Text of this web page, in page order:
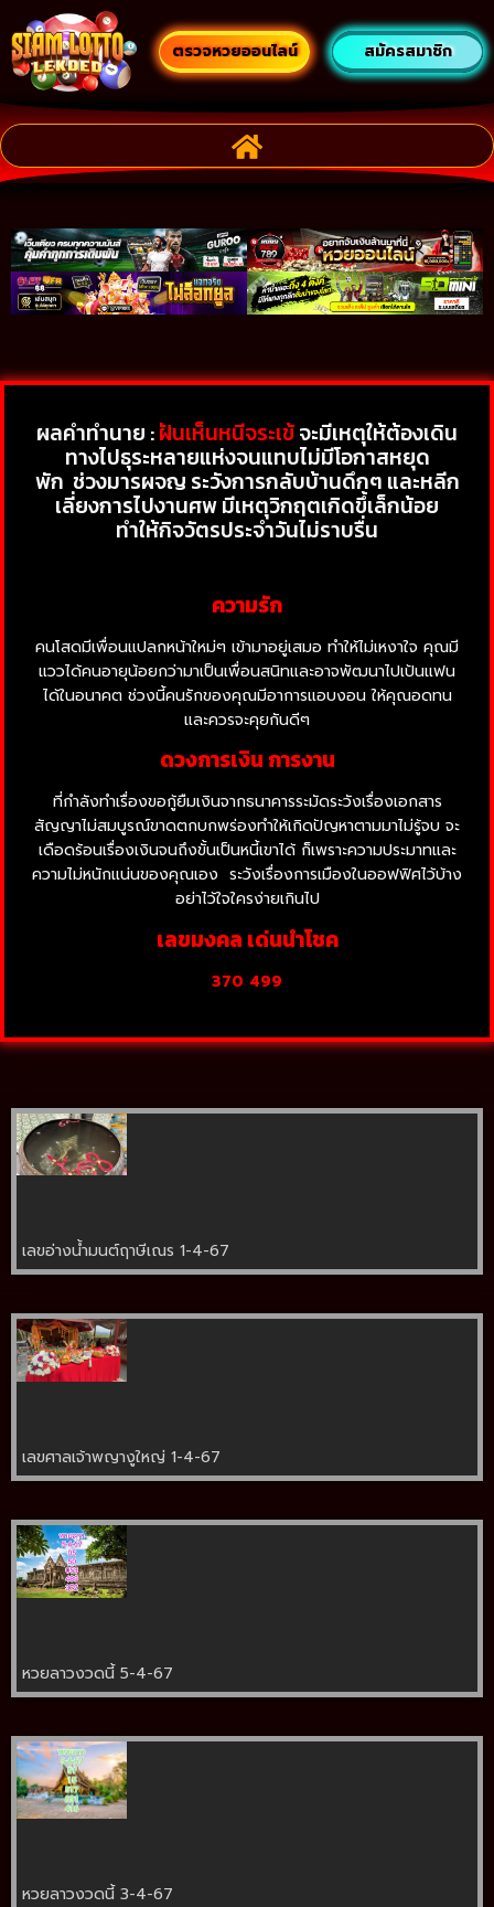
ตรวจหวยออนไลน์ สมัครสมาชิก
ผลคำทำนาย :ฝันเห็นหนีจระเข้จะมีเหตุให้ต้องเดิน
ทางไปธุระหลายแห่งจนแทบไม่มีโอกาสหยุด
พัก ช่วงมารผจญ ระวังการกลับบ้านดึกๆ และหลีก
เลี่ยงการไปงานศพ มีเหตุวิกฤตเกิดขึ้เล็กน้อย
ทำให้กิจวัตรประจำวันไม่ราบรื่น
ความรัก
คนโสดมีเพื่อนแปลกหน้าใหม่ๆ เข้ามาอยู่เสมอ ทำให้ไม่เหงาใจ คุณมี
แววได้คนอายุน้อยกว่ามาเป็นเพื่อนสนิทและอาจพัฒนาไปเป้นแฟน
ได้ในอนาคต ช่วงนี้คนรักของคุณมีอาการแอบงอน ให้คุณอดทน
และควรจะคุยกันดีๆ
ดวงการเงิน การงาน
ที่กำลังทำเรื่องขอกู้ยืมเงินจากธนาคารระมัดระวังเรื่องเอกสาร
สัญญาไม่สมบูรณ์ขาดตกบกพร่องทำให้เกิดปัญหาตามมาไม่รู้จบ จะ
เดือดร้อนเรื่องเงินจนถึงขั้นเป็นหนี้เขาได้ ก็เพราะความประมาทและ
ความไม่หนักแน่นของคุณเอง ระวังเรื่องการเมืองในออฟฟิศไว้บ้าง
อย่าไว้ใจใครง่ายเกินไป
เลขมงคล เด่นนำโชค
370 499
เลขอ่างน้ำมนต์ฤาษีเณร 1-4-67
เลขศาลเจ้าพญางูใหญ่ 1-4-67
หวยลาวงวดนี้ 5-4-67
หวยลาวงวดนี้ 3-4-67